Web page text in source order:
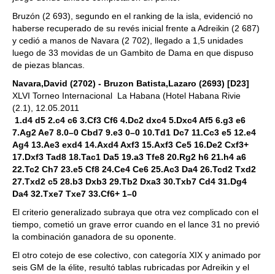
Bruzón (2 693), segundo en el ranking de la isla, evidenció no
haberse recuperado de su revés inicial frente a Adreikin (2 687)
y cedió a manos de Navara (2 702), llegado a 1,5 unidades
luego de 33 movidas de un Gambito de Dama en que dispuso
de piezas blancas.
Navara,David (2702) - Bruzon Batista,Lazaro (2693) [D23]
XLVI Torneo Internacional La Habana (Hotel Habana Rivie
(2.1), 12.05.2011
1.d4 d5 2.c4 c6 3.Cf3 Cf6 4.Dc2 dxc4 5.Dxc4 Af5 6.g3 e6
7.Ag2 Ae7 8.0–0 Cbd7 9.e3 0–0 10.Td1 Dc7 11.Cc3 e5 12.e4
Ag4 13.Ae3 exd4 14.Axd4 Axf3 15.Axf3 Ce5 16.De2 Cxf3+
17.Dxf3 Tad8 18.Tac1 Da5 19.a3 Tfe8 20.Rg2 h6 21.h4 a6
22.Tc2 Ch7 23.e5 Cf8 24.Ce4 Ce6 25.Ac3 Da4 26.Tcd2 Txd2
27.Txd2 c5 28.b3 Dxb3 29.Tb2 Dxa3 30.Txb7 Cd4 31.Dg4
Da4 32.Txe7 Txe7 33.Cf6+ 1–0
El criterio generalizado subraya que otra vez complicado con el
tiempo, cometió un grave error cuando en el lance 31 no previó
la combinación ganadora de su oponente.
El otro cotejo de ese colectivo, con categoría XIX y animado por
seis GM de la élite, resultó tablas rubricadas por Adreikin y el